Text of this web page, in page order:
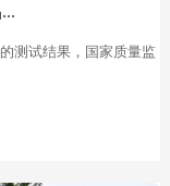
测试结果，国家质量监